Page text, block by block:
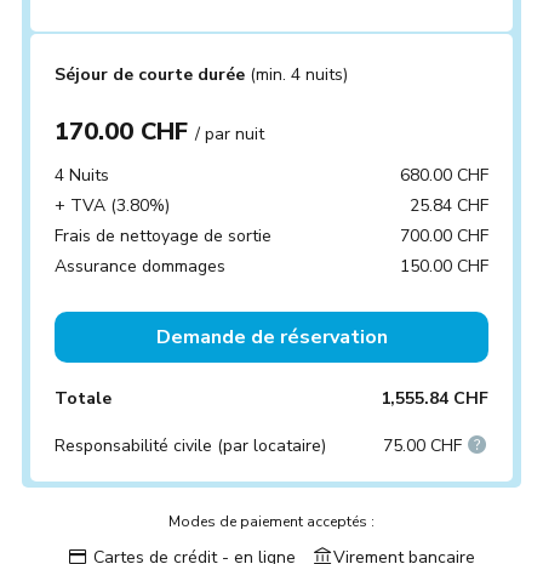
Séjour de courte durée (min. 4 nuits)
170.00 CHF/ par nuit
4 Nuits
680.00 CHF
+ TVA (3.80%)
25.84 CHF
Frais de nettoyage de sortie
700.00 CHF
Assurance dommages
150.00 CHF
Demande de réservation
Totale 1,555.84 CHF
Responsabilité civile (par locataire) 75.00 CHF
Modes de paiement acceptés :
Cartes de crédit - en ligne Virement bancaire